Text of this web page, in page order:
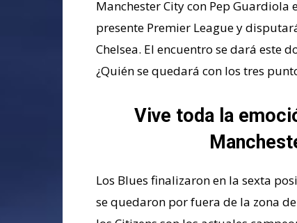
Manchester City con Pep
presente Premier League y
Chelsea. El encuentro se dará este
¿Quién se quedará con los tres
Vive toda la
Los Blues finalizaron en la sexta
se quedaron por fuera de la zona